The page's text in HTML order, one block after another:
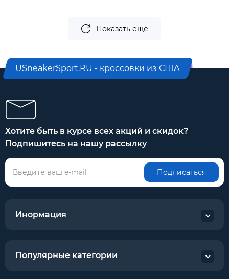
Показать еще
USneakerSport.RU - кроссовки из США
Хотите быть в курсе всех акций и скидок?
Подпишитесь на нашу рассылку
Подписаться
Инормация
Популярные категории